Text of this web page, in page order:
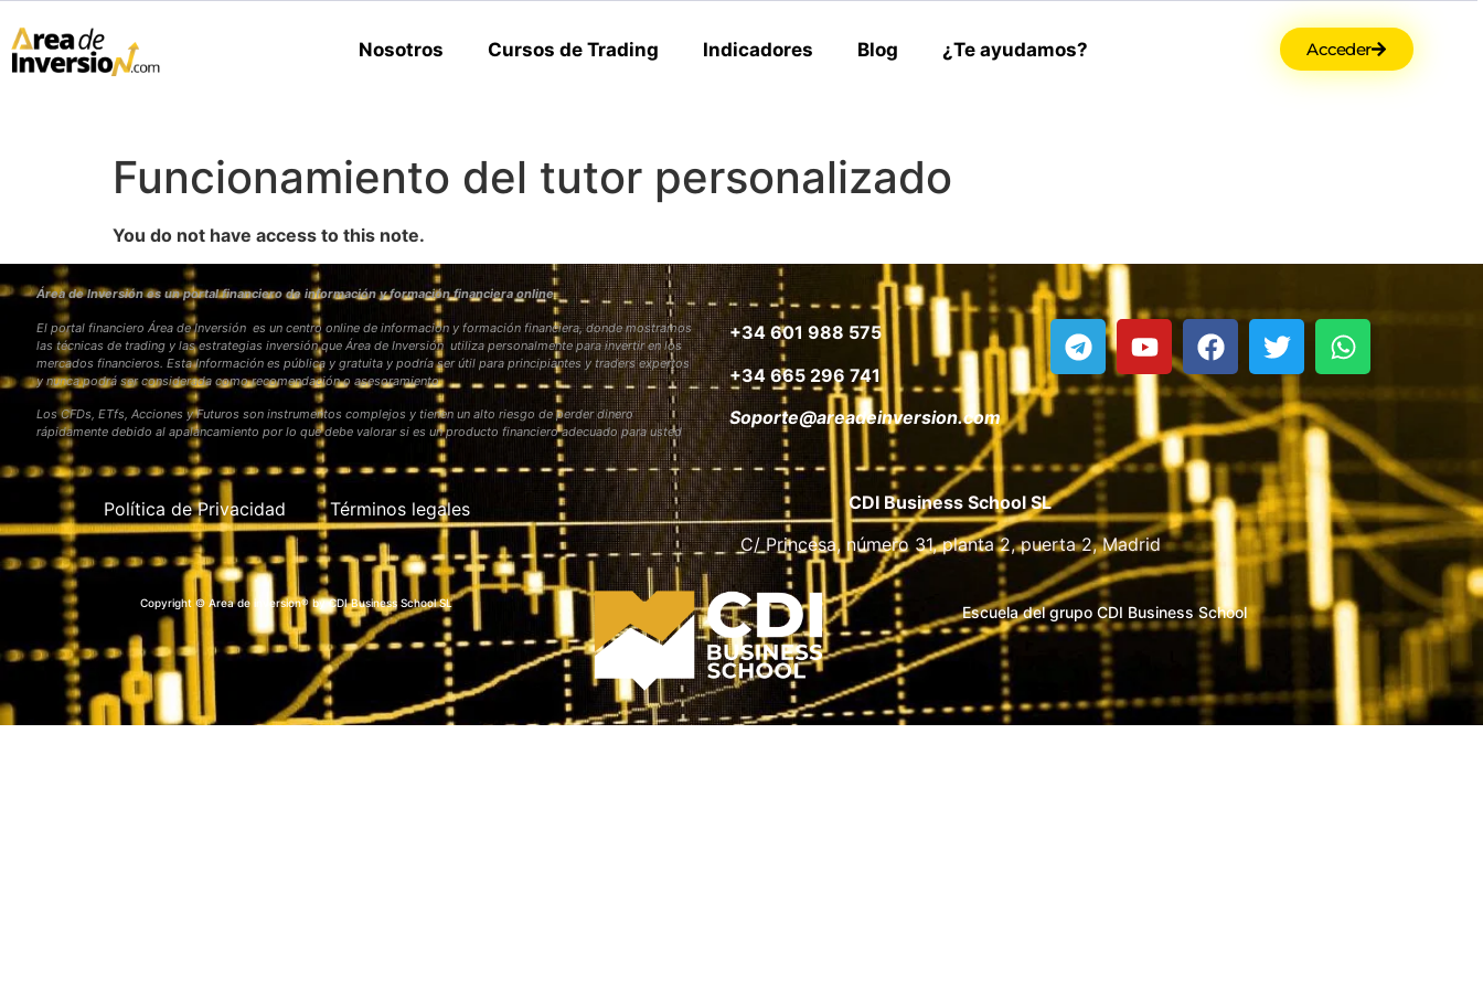
Nosotros Cursos de Trading Indicadores Blog ¿Te ayudamos? Acceder
Funcionamiento del tutor personalizado
You do not have access to this note.
Área de Inversión es un portal financiero de información y formación financiera online
El portal financiero Área de Inversión es un centro online de información y formación financiera, donde mostramos
las técnicas de trading y las estrategias inversión que Área de Inversión utiliza personalmente para invertir en los
mercados financieros. Esta Información es pública y gratuita y podría ser útil para principiantes y traders expertos
y nunca podrá ser considerada como recomendación o asesoramiento
Los CFDs, ETfs, Acciones y Futuros son instrumentos complejos y tienen un alto riesgo de perder dinero
rápidamente debido al apalancamiento por lo que debe valorar si es un producto financiero adecuado para usted
+34 601 988 575
+34 665 296 741
Soporte@areadeinversion.com
Política de Privacidad Términos legales
CDI Business School SL
C/ Princesa, número 31, planta 2, puerta 2, Madrid
Copyright © Area de inversion® by CDI Business School SL Escuela del grupo CDI Business School